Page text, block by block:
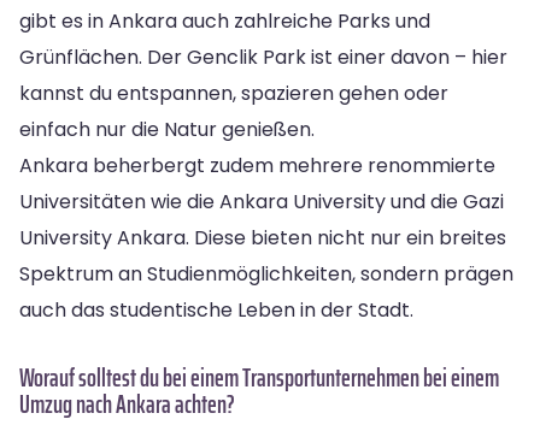
gibt es in Ankara auch zahlreiche Parks und
Grünflächen. Der Genclik Park ist einer davon – hier
kannst du entspannen, spazieren gehen oder
einfach nur die Natur genießen.
Ankara beherbergt zudem mehrere renommierte
Universitäten wie die Ankara University und die Gazi
University Ankara. Diese bieten nicht nur ein breites
Spektrum an Studienmöglichkeiten, sondern prägen
auch das studentische Leben in der Stadt.
Worauf solltest du bei einem Transportunternehmen bei einem
Umzug nach Ankara achten?